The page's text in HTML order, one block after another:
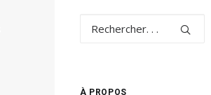
À PROPOS